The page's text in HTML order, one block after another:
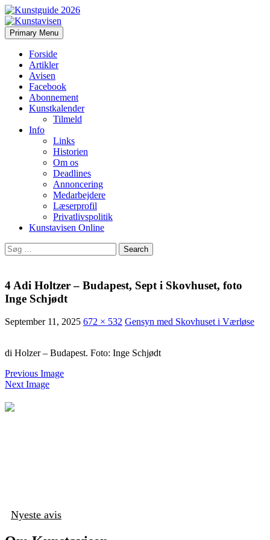
Kunstavisen
Search
Primary Menu Skip
to
Forside
Artikler
Avisen
Facebook
Abonnement
Kunstkalender
Tilmeld
Info
Links
Historien
Om os
Deadlines
Annoncering
Medarbejdere
Læserprofil
Privatlivspolitik
Kunstavisen Online
Search
for:
4 Adi Holtzer – Budapest, Sept i Skovhuset, foto
Inge Schjødt
September 11, 2025 672 × 532 Gensyn med Skovhuset i Værløse
di Holzer – Budapest. Foto: Inge Schjødt
Previous Image
Next Image
Nyeste avis